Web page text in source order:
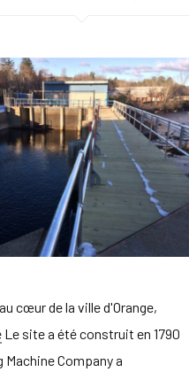
cœur de la ville d'Orange,
Le site a été construit en 1790
Company a